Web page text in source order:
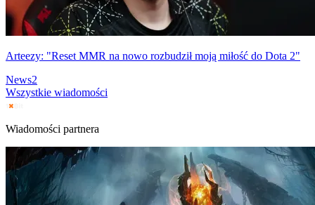
Arteezy: "Reset MMR na nowo rozbudził moją miłość do Dota 2"
News2
Wszystkie wiadomości
Wiadomości partnera